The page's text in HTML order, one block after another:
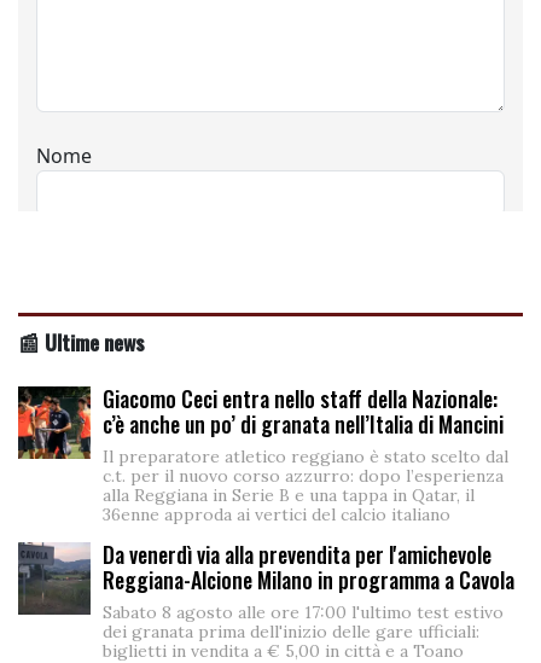
📰 Ultime news
Giacomo Ceci entra nello staff della Nazionale:
c’è anche un po’ di granata nell’Italia di Mancini
Il preparatore atletico reggiano è stato scelto dal
c.t. per il nuovo corso azzurro: dopo l’esperienza
alla Reggiana in Serie B e una tappa in Qatar, il
36enne approda ai vertici del calcio italiano
Da venerdì via alla prevendita per l'amichevole
Reggiana-Alcione Milano in programma a Cavola
Sabato 8 agosto alle ore 17:00 l'ultimo test estivo
dei granata prima dell'inizio delle gare ufficiali:
biglietti in vendita a € 5,00 in città e a Toano